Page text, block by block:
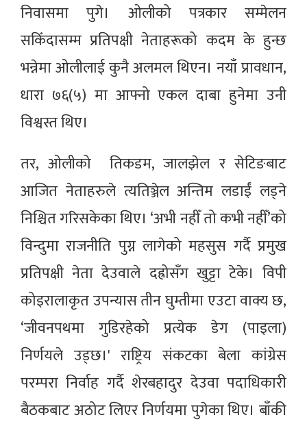
निवासमा पुगे। ओलीको पत्रकार सम्मेलन
सकिँदासम्म प्रतिपक्षी नेताहरूको कदम के हुन्छ
भन्नेमा ओलीलाई कुनै अलमल थिएन। नयाँ प्रावधान,
धारा ७६(५) मा आफ्नो एकल दाबा हुनेमा उनी
विश्वस्त थिए।
तर, ओलीको तिकडम, जालझेल र सेटिङबाट
आजित नेताहरुले त्यतिञ्जेल अन्तिम लडाईं लड्ने
निश्चित गरिसकेका थिए। ‘अभी नहीँ तो कभी नहीँ’को
विन्दुमा राजनीति पुग्न लागेको महसुस गर्दै प्रमुख
प्रतिपक्षी नेता देउवाले दह्रोसँग खुट्टा टेके। विपी
कोइरालाकृत उपन्यास तीन घुम्तीमा एउटा वाक्य छ,
‘जीवनपथमा गुडिरहेको प्रत्येक डेग (पाइला)
निर्णयले उड्छ।' राष्ट्रिय संकटका बेला कांग्रेस
परम्परा निर्वाह गर्दै शेरबहादुर देउवा पदाधिकारी
बैठकबाट अठोट लिएर निर्णयमा पुगेका थिए। बाँकी